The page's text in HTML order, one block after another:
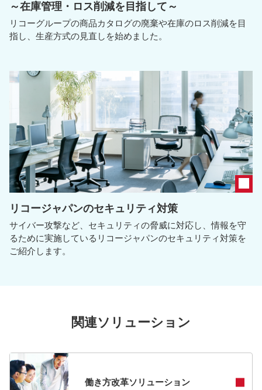
～在庫管理・ロス削減を目指して～
リコーグループの商品カタログの廃棄や在庫のロス削減を目
指し、生産方式の見直しを始めました。
リコージャパンのセキュリティ対策
サイバー攻撃など、セキュリティの脅威に対応し、情報を守
るために実施しているリコージャパンのセキュリティ対策を
ご紹介します。
関連ソリューション
働き方改革ソリューション